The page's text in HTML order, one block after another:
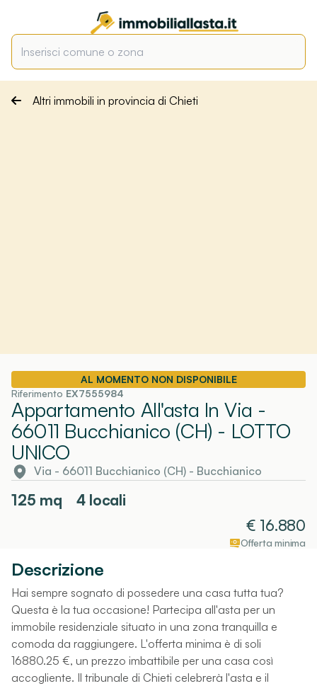
Altri immobili in provincia di Chieti
AL MOMENTO NON DISPONIBILE
Riferimento EX7555984
Appartamento All'asta In Via -
66011 Bucchianico (CH) - LOTTO
UNICO
Via - 66011 Bucchianico (CH) - Bucchianico
125 mq
4 locali
€ 16.880
Offerta minima
Descrizione
Hai sempre sognato di possedere una casa tutta tua?
Questa è la tua occasione! Partecipa all'asta per un
immobile residenziale situato in una zona tranquilla e
comoda da raggiungere. L'offerta minima è di soli
16880.25 €, un prezzo imbattibile per una casa così
accogliente. Il tribunale di Chieti celebrerà l'asta e il